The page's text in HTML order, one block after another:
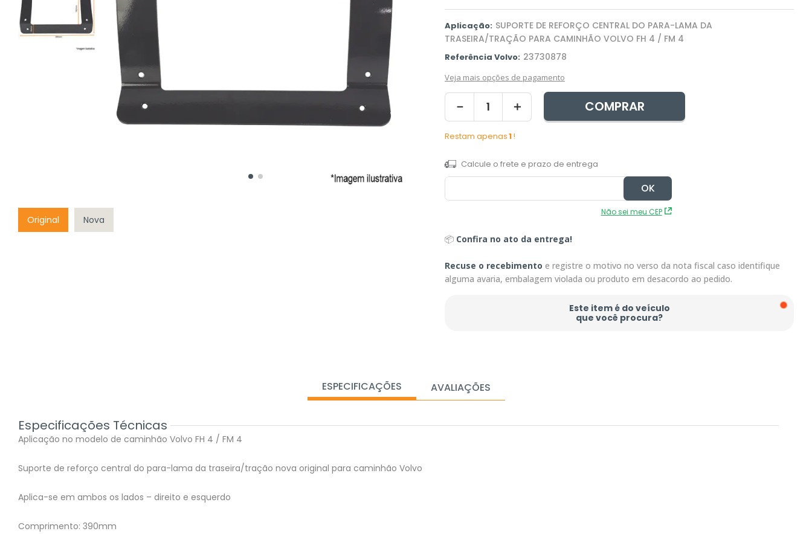
Original Nova
Aplicação: SUPORTE DE REFORÇO CENTRAL DO PARA-LAMA DA
TRASEIRA/TRAÇÃO PARA CAMINHÃO VOLVO FH 4 / FM 4
Referência Volvo: 23730878
Veja mais opções de pagamento
＋
－ COMPRAR
Restam apenas1!
Não sei meu CEP
📦 Confira no ato da entrega!
Recuse o recebimento e registre o motivo no verso da nota fiscal caso identifique
alguma avaria, embalagem violada ou produto em desacordo ao pedido.
Este item é do veículo
que você procura?
ESPECIFICAÇÕES AVALIAÇÕES
Especificações Técnicas
Aplicação no modelo de caminhão Volvo FH 4 / FM 4
Suporte de reforço central do para-lama da traseira/tração nova original para caminhão Volvo
Aplica-se em ambos os lados – direito e esquerdo
Comprimento: 390mm